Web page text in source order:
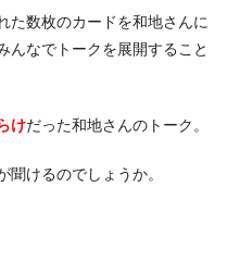
た数枚のカードを和地さんに
んなでトークを展開すること
けだった和地さんのトーク。
けるのでしょうか。